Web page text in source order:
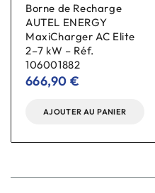
Borne de Recharge
AUTEL ENERGY
MaxiCharger AC Elite
2–7 kW – Réf.
106001882
666,90 €
AJOUTER AU PANIER